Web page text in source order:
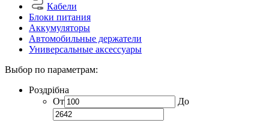
Кабели
Блоки питания
Аккумуляторы
Автомобильные держатели
Универсальные аксессуары
Выбор по параметрам:
Роздрібна
От
До